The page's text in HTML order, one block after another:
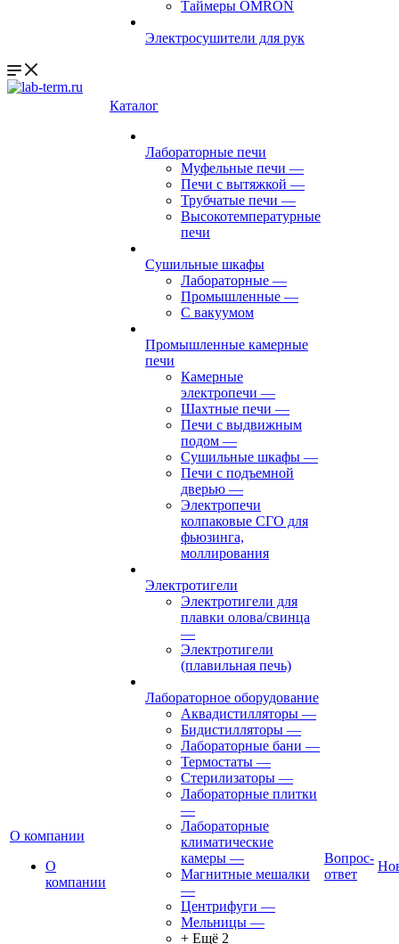
Таймеры OMRON
Электросушители для рук
О компании
О
компании
Каталог
Лабораторные печи
Муфельные печи —
Печи с вытяжкой —
Трубчатые печи —
Высокотемпературные
печи
Сушильные шкафы
Лабораторные —
Промышленные —
С вакуумом
Промышленные камерные
печи
Камерные
электропечи —
Шахтные печи —
Печи с выдвижным
подом —
Сушильные шкафы —
Печи с подъемной
дверью —
Электропечи
колпаковые СГО для
фьюзинга,
моллирования
Электротигели
Электротигели для
плавки олова/свинца
—
Электротигели
(плавильная печь)
Лабораторное оборудование
Аквадистилляторы —
Бидистилляторы —
Лабораторные бани —
Термостаты —
Стерилизаторы —
Лабораторные плитки
—
Лабораторные
климатические
камеры —
Магнитные мешалки
—
Центрифуги —
Мельницы —
+ Ещё 2
Вопрос-
ответ